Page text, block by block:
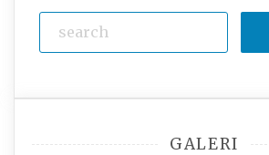
GALERI